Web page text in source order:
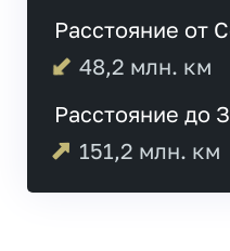
Расстояние от
48,2 млн. км
Расстояние до
151,2 млн. км